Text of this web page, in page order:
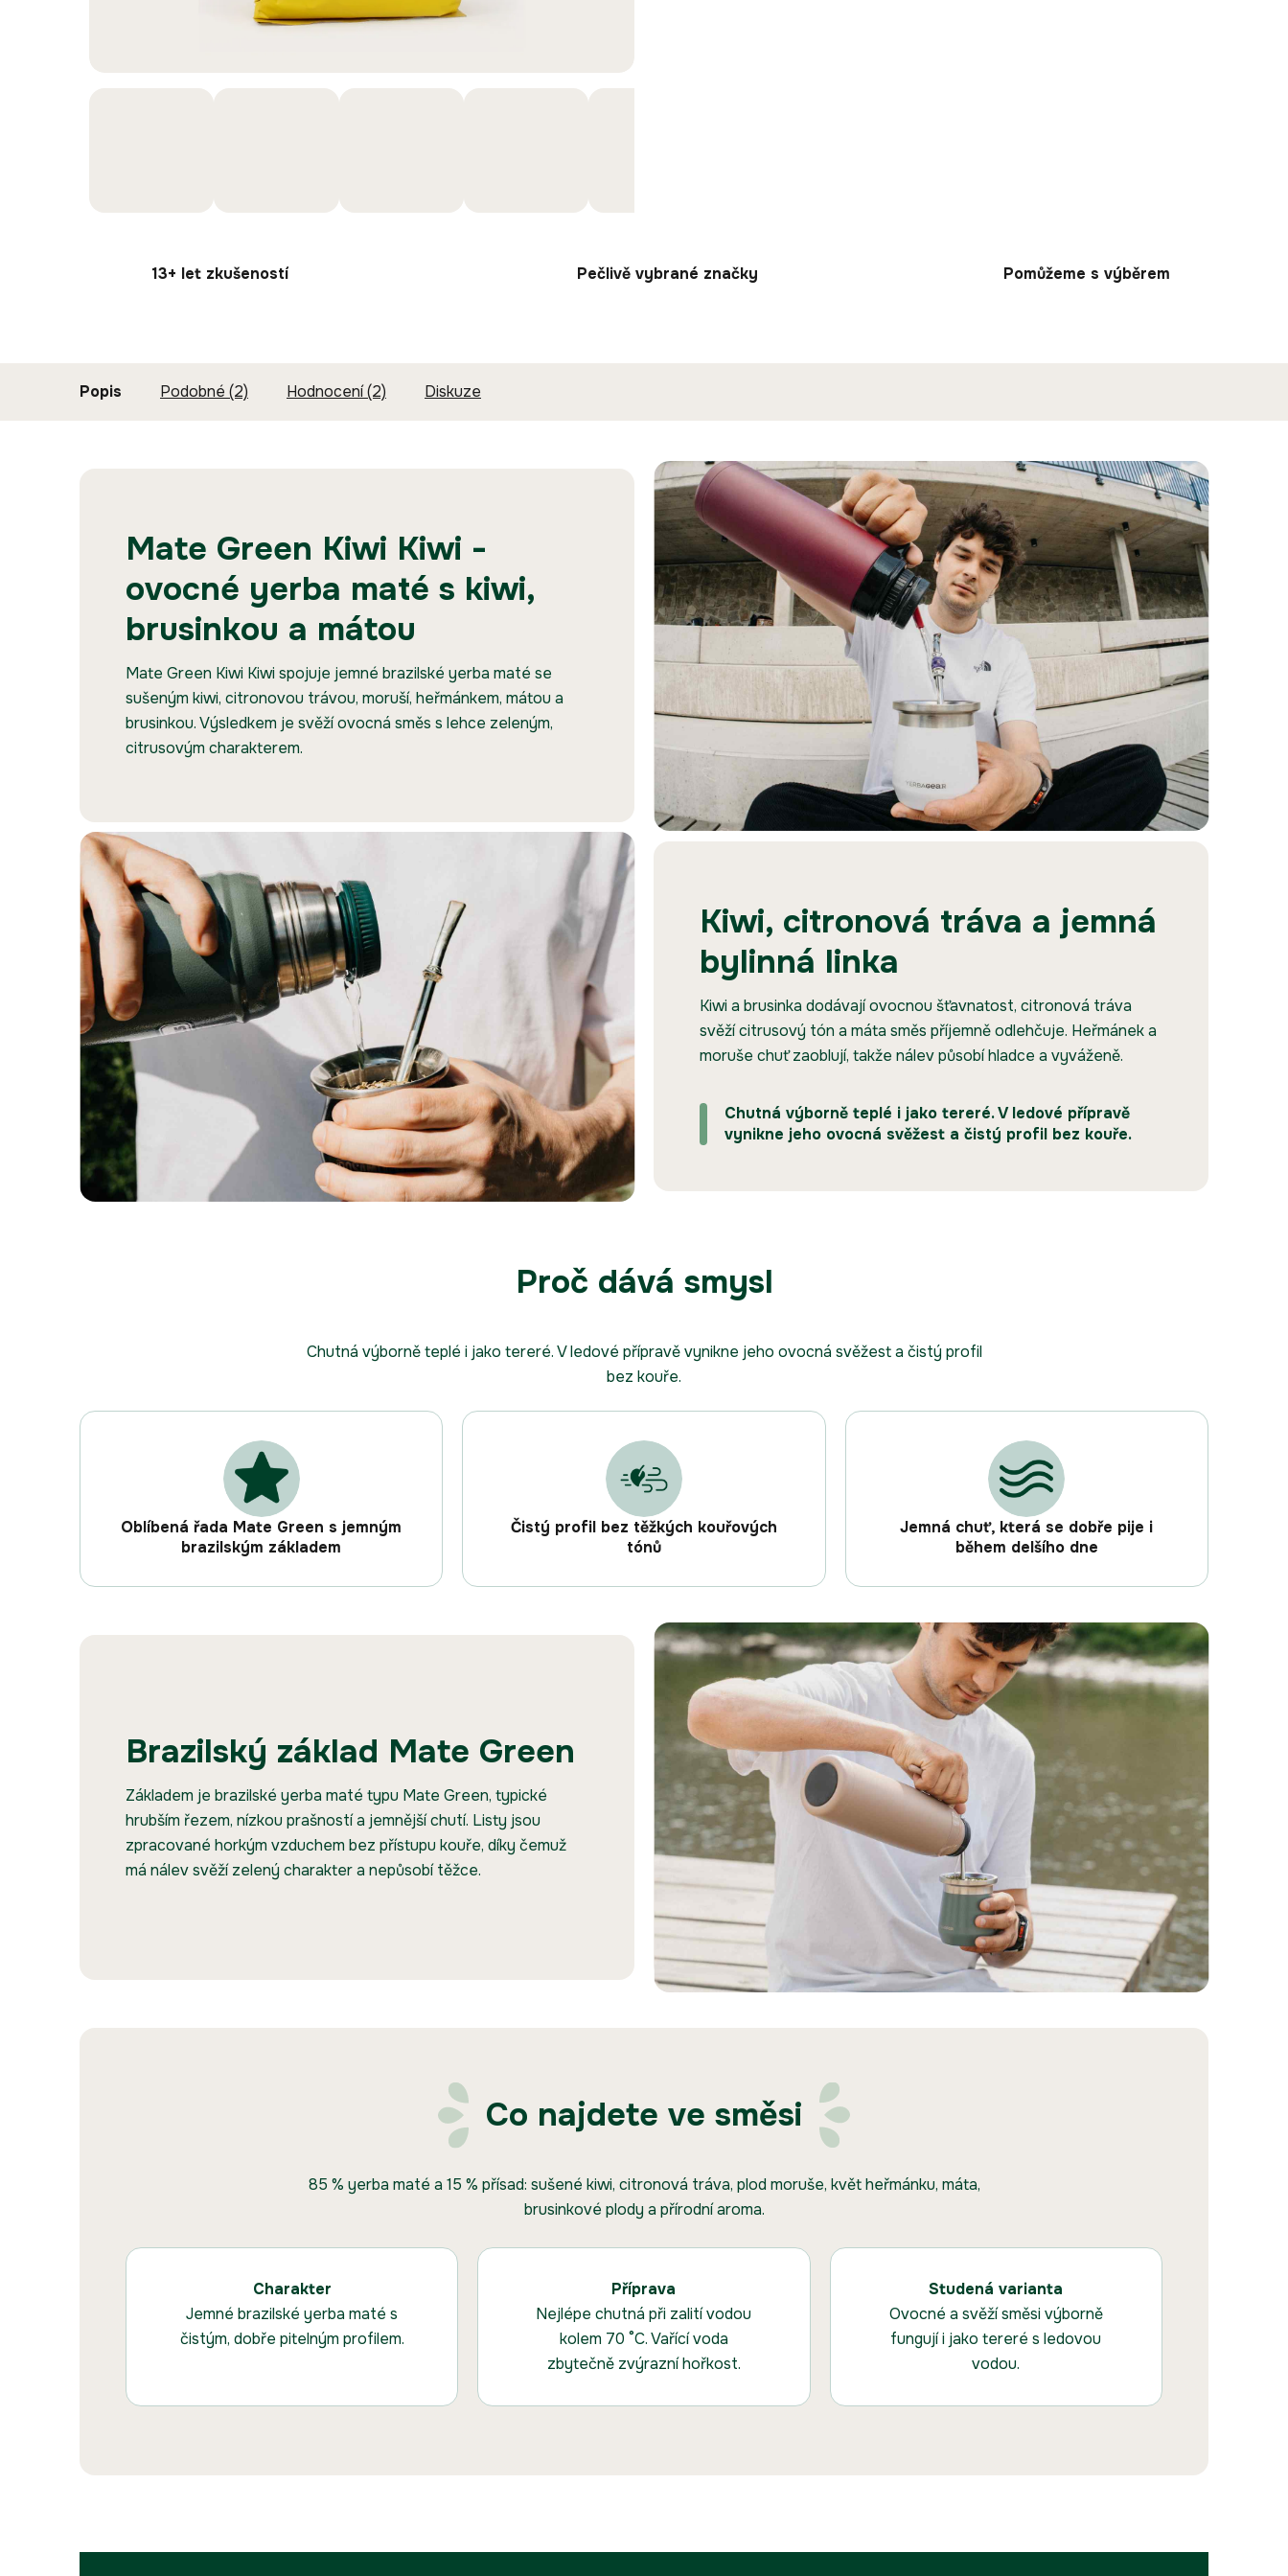
13+ let zkušeností Pečlivě vybrané značky Pomůžeme s výběrem
Popis Podobné (2) Hodnocení (2) Diskuze
Mate Green Kiwi Kiwi -
ovocné yerba maté s kiwi,
brusinkou a mátou
Mate Green Kiwi Kiwi spojuje jemné brazilské yerba maté se
sušeným kiwi, citronovou trávou, moruší, heřmánkem, mátou a
brusinkou. Výsledkem je svěží ovocná směs s lehce zeleným,
citrusovým charakterem.
Kiwi, citronová tráva a jemná
bylinná linka
Kiwi a brusinka dodávají ovocnou šťavnatost, citronová tráva
svěží citrusový tón a máta směs příjemně odlehčuje. Heřmánek a
moruše chuť zaoblují, takže nálev působí hladce a vyváženě.
Chutná výborně teplé i jako tereré. V ledové přípravě
vynikne jeho ovocná svěžest a čistý profil bez kouře.
Proč dává smysl
Chutná výborně teplé i jako tereré. V ledové přípravě vynikne jeho ovocná svěžest a čistý profil
bez kouře.
Oblíbená řada Mate Green s jemným
brazilským základem
Čistý profil bez těžkých kouřových
tónů
Jemná chuť, která se dobře pije i
během delšího dne
Brazilský základ Mate Green
Základem je brazilské yerba maté typu Mate Green, typické
hrubším řezem, nízkou prašností a jemnější chutí. Listy jsou
zpracované horkým vzduchem bez přístupu kouře, díky čemuž
má nálev svěží zelený charakter a nepůsobí těžce.
Co najdete ve směsi
85 % yerba maté a 15 % přísad: sušené kiwi, citronová tráva, plod moruše, květ heřmánku, máta,
brusinkové plody a přírodní aroma.
Charakter
Jemné brazilské yerba maté s
čistým, dobře pitelným profilem.
Příprava
Nejlépe chutná při zalití vodou
kolem 70 °C. Vařící voda
zbytečně zvýrazní hořkost.
Studená varianta
Ovocné a svěží směsi výborně
fungují i jako tereré s ledovou
vodou.